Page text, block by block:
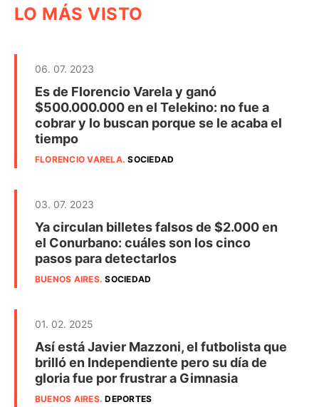
LO MÁS VISTO
06. 07. 2023
Es de Florencio Varela y ganó
$500.000.000 en el Telekino: no fue a
cobrar y lo buscan porque se le acaba el
tiempo
FLORENCIO VARELA.SOCIEDAD
03. 07. 2023
Ya circulan billetes falsos de $2.000 en
el Conurbano: cuáles son los cinco
pasos para detectarlos
BUENOS AIRES.SOCIEDAD
01. 02. 2025
Así está Javier Mazzoni, el futbolista que
brilló en Independiente pero su día de
gloria fue por frustrar a Gimnasia
BUENOS AIRES.DEPORTES